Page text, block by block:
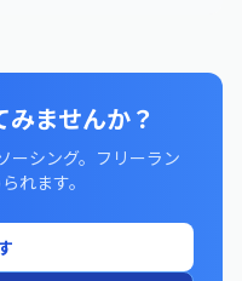
ませんか？
ーシング。フリーラン
れます。